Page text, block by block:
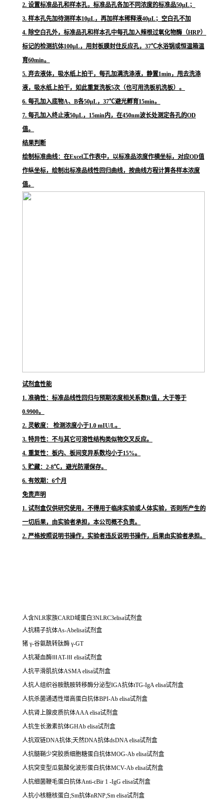
2. 设置标准品孔和样本孔，标准品孔各加不同浓度的标准品50μL；
3. 样本孔先加待测样本10μL，再加样本稀释液40μL；空白孔不加
4. 除空白孔外，标准品孔和样本孔中每孔加入辣根过氧化物酶（HRP）
标记的检测抗体100μL，用封板膜封住反应孔，37℃水浴锅或恒温箱温
育60min。
5. 弃去液体，吸水纸上拍干，每孔加满洗涤液，静置1min，甩去洗涤
液，吸水纸上拍干，如此重复洗板5次（也可用洗板机洗板）。
6. 每孔加入底物A、B各50μL，37℃避光孵育15min。
7. 每孔加入终止液50μL，15min内，在450nm波长处测定各孔的OD
值。
结果判断
绘制标准曲线：在Excel工作表中，以标准品浓度作横坐标，对应OD值
作纵坐标，绘制出标准品线性回归曲线，按曲线方程计算各样本浓度
值。
试剂盒性能
1. 准确性：标准品线性回归与预期浓度相关系数R值，大于等于
0.9900。
2. 灵敏度： 检测浓度小于1.0 mIU/L。
3. 特异性：不与其它可溶性结构类似物交叉反应。
4. 重复性：板内、板间变异系数均小于15%。
5. 贮藏：2-8℃，避光防潮保存。
6. 有效期：6个月
免责声明
1. 试剂盒仅供研究使用，不得用于临床实验或人体实验，否则所产生的
一切后果，由实验者承担，本公司概不负责。
2. 严格按照说明书操作，实验者违反说明书操作，后果由实验者承担。
人含NLR家族CARD域蛋白3NLRC3elisa试剂盒
人抗精子抗体As-Abelisa试剂盒
猪 γ-谷氨酰转肽酶 γ-GT
人抗凝血酶ⅢAT-Ⅲ elisa试剂盒
人抗平滑肌抗体ASMA elisa试剂盒
人抗人组织谷胺酰胺转移酶分泌型IGA抗体tTG-IgA elisa试剂盒
人抗杀菌通透性增高蛋白抗体BPI-Ab elisa试剂盒
人抗肾上腺皮质抗体AAA elisa试剂盒
人抗生长激素抗体GHAb elisa试剂盒
人抗双链DNA抗体;天然DNA抗体dsDNA elisa试剂盒
人抗髓鞘少突胶质细胞糖蛋白抗体MOG-Ab elisa试剂盒
人抗突变型瓜氨酸化波形蛋白抗体MCV-Ab elisa试剂盒
人抗细菌鞭毛蛋白抗体Anti-cBir 1 -IgG elisa试剂盒
人抗小核糖核蛋白;Sm抗体nRNP;Sm elisa试剂盒